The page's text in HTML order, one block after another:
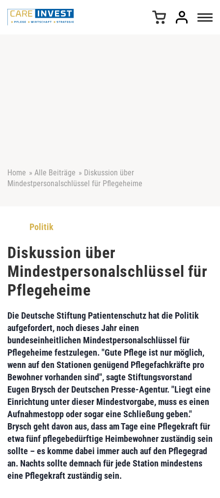
Home » Alle Beiträge » Diskussion über
Mindestpersonalschlüssel für Pflegeheime
Politik
Diskussion über
Mindestpersonalschlüssel für
Pflegeheime
Die Deutsche Stiftung Patientenschutz hat die Politik
aufgefordert, noch dieses Jahr einen
bundeseinheitlichen Mindestpersonalschlüssel für
Pflegeheime festzulegen. "Gute Pflege ist nur möglich,
wenn auf den Stationen genügend Pflegefachkräfte pro
Bewohner vorhanden sind", sagte Stiftungsvorstand
Eugen Brysch der Deutschen Presse-Agentur. "Liegt eine
Einrichtung unter dieser Mindestvorgabe, muss es einen
Aufnahmestopp oder sogar eine Schließung geben."
Brysch geht davon aus, dass am Tage eine Pflegekraft für
etwa fünf pflegebedürftige Heimbewohner zuständig sein
sollte – es komme dabei immer auch auf den Pflegegrad
an. Nachts sollte demnach für jede Station mindestens
eine Pflegekraft zuständig sein.